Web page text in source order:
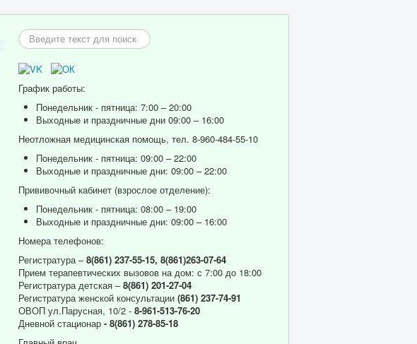
Искать...
График работы:
Понедельник - пятница: 7:00 – 20:00
Выходные и праздничные дни 09:00 – 16:00
Неотложная медицинская помощь, тел. 8-960-484-55-10
Понедельник - пятница: 09:00 – 22:00
Выходные и праздничные дни: 09:00 – 22:00
Прививочный кабинет (взрослое отделение):
Понедельник - пятница: 08:00 – 19:00
Выходные и праздничные дни: 09:00 – 16:00
Номера телефонов:
Регистратура –8(861) 237-55-15, 8(861)263-07-64
Прием терапевтических вызовов на дом: с 7:00 до 18:00
Регистратура детская –8(861) 201-27-04
Регистратура женской консультации (861) 237-74-91
ОВОП ул.Парусная, 10/2 - 8-961-513-76-20
Дневной стационар - 8(861) 278-85-18